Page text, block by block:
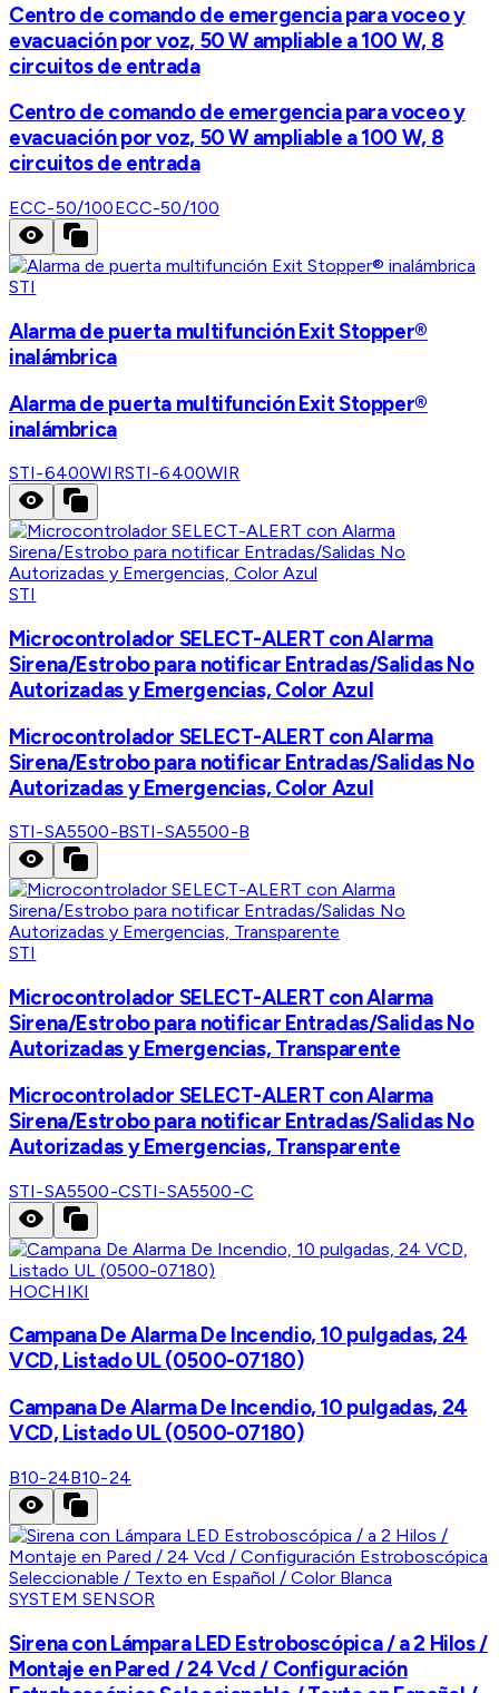
Centro de comando de emergencia para voceo y
evacuación por voz, 50 W ampliable a 100 W, 8
circuitos de entrada
Centro de comando de emergencia para voceo y
evacuación por voz, 50 W ampliable a 100 W, 8
circuitos de entrada
ECC-50/100ECC-50/100
STI
Alarma de puerta multifunción Exit Stopper®
inalámbrica
Alarma de puerta multifunción Exit Stopper®
inalámbrica
STI-6400WIRSTI-6400WIR
STI
Microcontrolador SELECT-ALERT con Alarma
Sirena/Estrobo para notificar Entradas/Salidas No
Autorizadas y Emergencias, Color Azul
Microcontrolador SELECT-ALERT con Alarma
Sirena/Estrobo para notificar Entradas/Salidas No
Autorizadas y Emergencias, Color Azul
STI-SA5500-BSTI-SA5500-B
STI
Microcontrolador SELECT-ALERT con Alarma
Sirena/Estrobo para notificar Entradas/Salidas No
Autorizadas y Emergencias, Transparente
Microcontrolador SELECT-ALERT con Alarma
Sirena/Estrobo para notificar Entradas/Salidas No
Autorizadas y Emergencias, Transparente
STI-SA5500-CSTI-SA5500-C
HOCHIKI
Campana De Alarma De Incendio, 10 pulgadas, 24
VCD, Listado UL (0500-07180)
Campana De Alarma De Incendio, 10 pulgadas, 24
VCD, Listado UL (0500-07180)
B10-24B10-24
SYSTEM SENSOR
Sirena con Lámpara LED Estroboscópica / a 2 Hilos /
Montaje en Pared / 24 Vcd / Configuración